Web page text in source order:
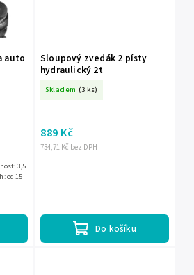
auto
od 15
Sloupový zvedák 2 písty
hydraulický 2t
Skladem (3 ks)
734,71 Kč bez DPH
889 Kč
Do košíku